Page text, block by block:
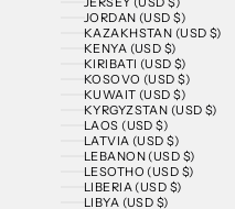
JORDAN (USD $)
KAZAKHSTAN (USD $)
KENYA (USD $)
KIRIBATI (USD $)
KOSOVO (USD $)
KUWAIT (USD $)
KYRGYZSTAN (USD $)
LAOS (USD $)
LATVIA (USD $)
LEBANON (USD $)
LESOTHO (USD $)
LIBERIA (USD $)
LIBYA (USD $)